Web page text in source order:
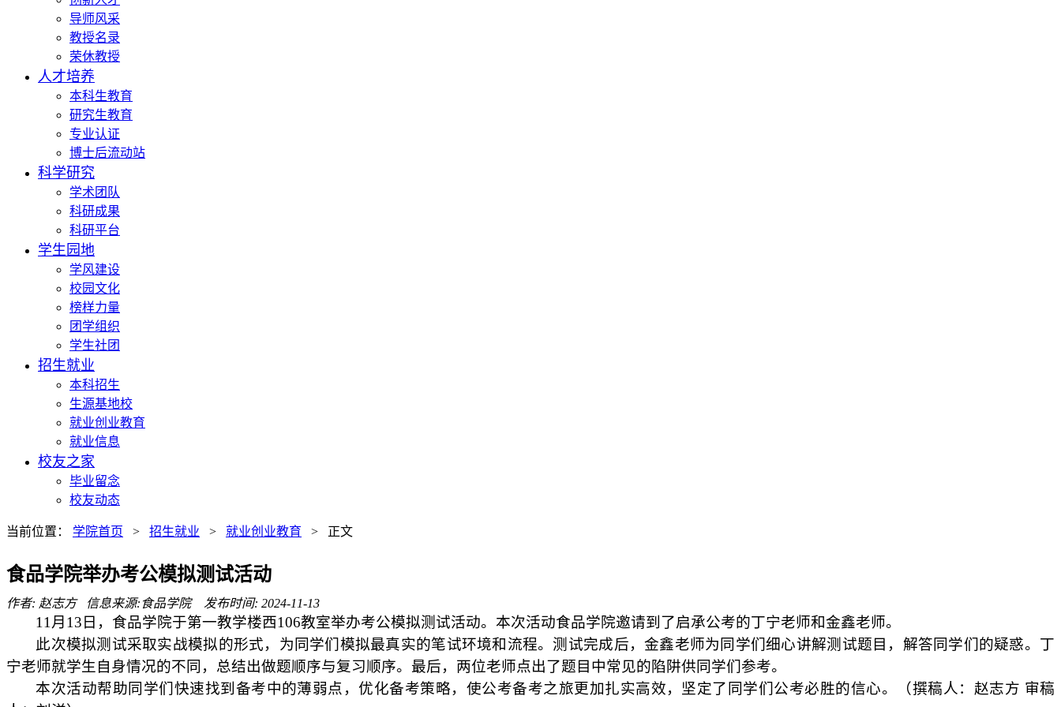
导师风采
教授名录
荣休教授
人才培养
本科生教育
研究生教育
专业认证
博士后流动站
科学研究
学术团队
科研成果
科研平台
学生园地
学风建设
校园文化
榜样力量
团学组织
学生社团
招生就业
本科招生
生源基地校
就业创业教育
就业信息
校友之家
毕业留念
校友动态
当前位置： 学院首页 > 招生就业 > 就业创业教育 > 正文
食品学院举办考公模拟测试活动
作者: 赵志方 信息来源:食品学院 发布时间: 2024-11-13
11月13日，食品学院于第一教学楼西106教室举办考公模拟测试活动。本次活动食品学院邀请到了启承公考的丁宁老师和金鑫老师。
此次模拟测试采取实战模拟的形式，为同学们模拟最真实的笔试环境和流程。测试完成后，金鑫老师为同学们细心讲解测试题目，解答同学们的疑惑。丁
宁老师就学生自身情况的不同，总结出做题顺序与复习顺序。最后，两位老师点出了题目中常见的陷阱供同学们参考。
本次活动帮助同学们快速找到备考中的薄弱点，优化备考策略，使公考备考之旅更加扎实高效，坚定了同学们公考必胜的信心。（撰稿人：赵志方 审稿